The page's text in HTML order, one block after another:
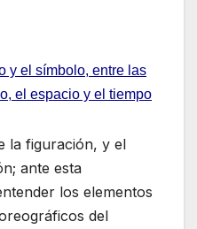
y el símbolo, entre las
el espacio y el tiempo
la figuración, y el
ante esta
los elementos
del